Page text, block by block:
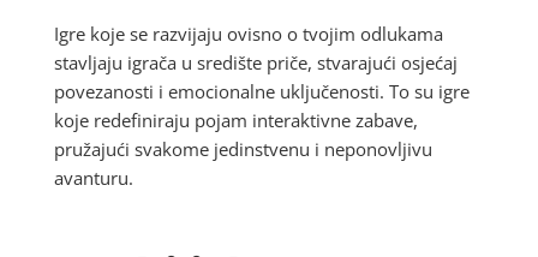
Igre koje se razvijaju ovisno o tvojim odlukama
stavljaju igrača u središte priče, stvarajući osjećaj
povezanosti i emocionalne uključenosti. To su igre
koje redefiniraju pojam interaktivne zabave,
pružajući svakome jedinstvenu i neponovljivu
avanturu.